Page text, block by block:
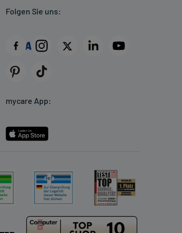
Folgen Sie uns:
mycare App: